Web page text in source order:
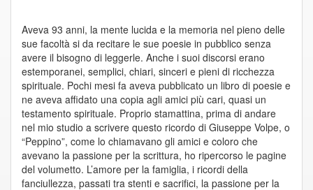
Aveva 93 anni, la mente lucida e la memoria nel pieno delle
sue facoltà si da recitare le sue poesie in pubblico senza
avere il bisogno di leggerle. Anche i suoi discorsi erano
estemporanei, semplici, chiari, sinceri e pieni di ricchezza
spirituale. Pochi mesi fa aveva pubblicato un libro di poesie e
ne aveva affidato una copia agli amici più cari, quasi un
testamento spirituale. Proprio stamattina, prima di andare
nel mio studio a scrivere questo ricordo di Giuseppe Volpe, o
“Peppino”, come lo chiamavano gli amici e coloro che
avevano la passione per la scrittura, ho ripercorso le pagine
del volumetto. L’amore per la famiglia, i ricordi della
fanciullezza, passati tra stenti e sacrifici, la passione per la